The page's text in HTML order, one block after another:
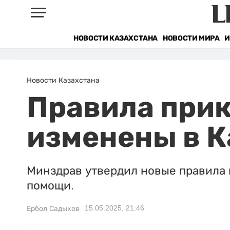
НОВОСТИ КАЗАХСТАНА НОВОСТИ МИРА
Новости Казахстана
Правила
изменены в
Минздрав утвердил новые
помощи.
Ербол Садыков 15.05.2025, 21:46